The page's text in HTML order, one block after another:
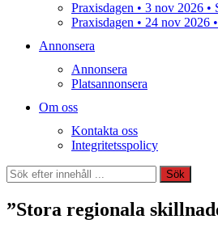
Praxisdagen • 3 nov 2026 •
Praxisdagen • 24 nov 2026
Annonsera
Annonsera
Platsannonsera
Om oss
Kontakta oss
Integritetsspolicy
Sök
Sök
”Stora regionala